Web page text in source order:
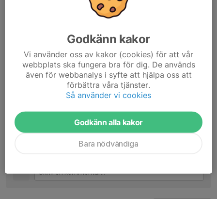
Här kommer all information om snöskor att finnas.
Nyheter skrivs här.
Tränings- och matchtider ska finnas i denna kalendern.
Vi kan lägga in bilder och spara i album.
Kontakt till ledare för snöskor.
Godkänn kakor
Vi använder oss av kakor (cookies) för att vår
webbplats ska fungera bra för dig. De används
även för webbanalys i syfte att hjälpa oss att
förbättra våra tjänster.
Så använder vi cookies
Godkänn alla kakor
Bara nödvändiga